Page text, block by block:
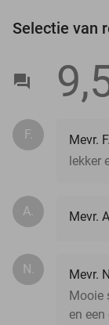
Selectie van
F.
Mevr.
lekker
A. Mevr.
N.
Mevr.
Mooie
en